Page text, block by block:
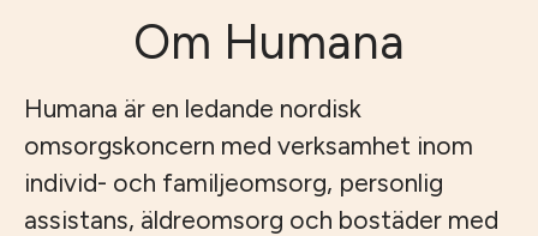
Om Humana
Humana är en ledande nordisk
omsorgskoncern med verksamhet inom
individ- och familjeomsorg, personlig
assistans, äldreomsorg och bostäder med